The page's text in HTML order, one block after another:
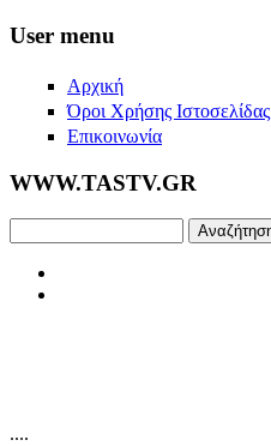
Skip to main content
User menu
Αρχική
Όροι Χρήσης Ιστοσελίδας
Επικοινωνία
WWW.TASTV.GR
....